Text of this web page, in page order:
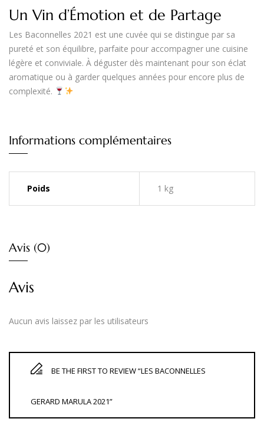
Un Vin d’Émotion et de Partage
Les Baconnelles 2021 est une cuvée qui se distingue par sa
pureté et son équilibre, parfaite pour accompagner une cuisine
légère et conviviale. À déguster dès maintenant pour son éclat
aromatique ou à garder quelques années pour encore plus de
complexité.
Informations complémentaires
Poids 1 kg
Avis (0)
Avis
Aucun avis laissez par les utilisateurs
BE THE FIRST TO REVIEW “LES BACONNELLES
GERARD MARULA 2021”